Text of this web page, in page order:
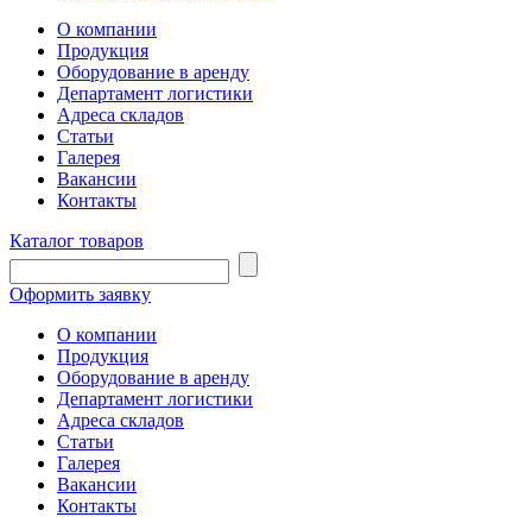
О компании
Продукция
Оборудование в аренду
Департамент логистики
Адреса складов
Статьи
Галерея
Вакансии
Контакты
Каталог товаров
Оформить заявку
О компании
Продукция
Оборудование в аренду
Департамент логистики
Адреса складов
Статьи
Галерея
Вакансии
Контакты